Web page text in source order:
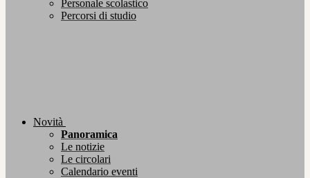
Personale scolastico
Percorsi di studio
Novità
Panoramica
Le notizie
Le circolari
Calendario eventi